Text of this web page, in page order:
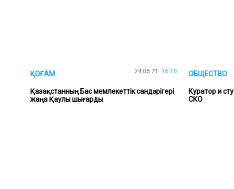
ҚОҒАМ 24.05.21 16:10
Қазақстанның Бас мемлекеттік сандәрігері
жаңа Қаулы шығарды
ОБЩЕСТВО
Куратор и
СКО